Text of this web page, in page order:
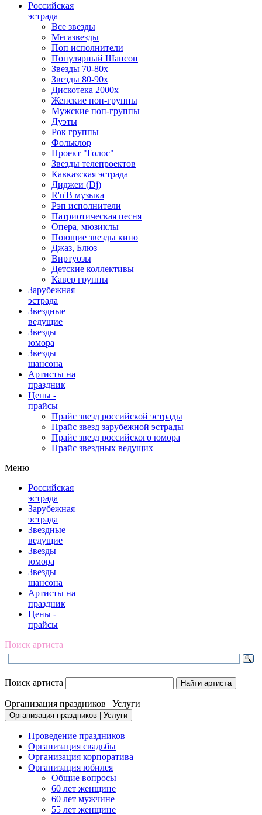
Российская
эстрада
Все звезды
Мегазвезды
Поп исполнители
Популярный Шансон
Звезды 70-80х
Звезды 80-90х
Дискотека 2000х
Женские поп-группы
Мужские поп-группы
Дуэты
Рок группы
Фольклор
Проект "Голос"
Звезды телепроектов
Кавказская эстрада
Диджеи (Dj)
R'n'B музыка
Рэп исполнители
Патриотическая песня
Опера, мюзиклы
Поющие звезды кино
Джаз, Блюз
Виртуозы
Детские коллективы
Кавер группы
Зарубежная
эстрада
Звездные
ведущие
Звезды
юмора
Звезды
шансона
Артисты на
праздник
Цены -
прайсы
Прайс звезд российской эстрады
Прайс звезд зарубежной эстрады
Прайс звезд российского юмора
Прайс звездных ведущих
Меню
Российская
эстрада
Зарубежная
эстрада
Звездные
ведущие
Звезды
юмора
Звезды
шансона
Артисты на
праздник
Цены -
прайсы
Поиск артиста
Поиск артиста
Организация праздников | Услуги
Организация праздников | Услуги
Проведение праздников
Организация свадьбы
Организация корпоратива
Организация юбилея
Общие вопросы
60 лет женщине
60 лет мужчине
55 лет женщине